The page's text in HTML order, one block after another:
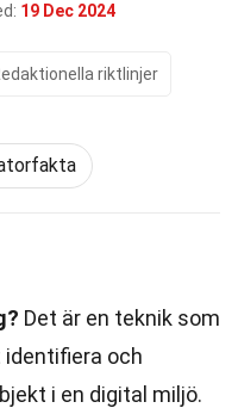
19 Dec 2024
riktlinjer
Det är en teknik som
och
i en digital miljö.